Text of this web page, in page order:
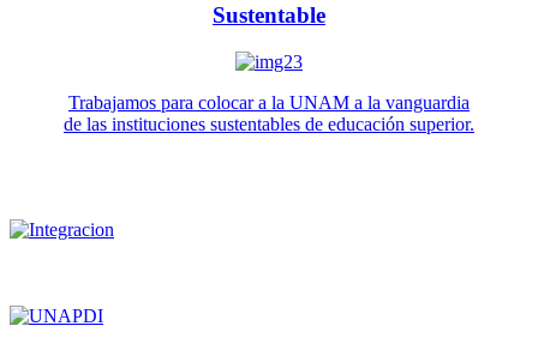
Sustentable
Trabajamos para colocar a la UNAM a la vanguardia
de las instituciones sustentables de educación superior.